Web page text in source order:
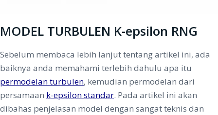
MODEL TURBULEN K-epsilon RNG
Sebelum membaca lebih lanjut tentang artikel ini, ada
baiknya anda memahami terlebih dahulu apa itu
permodelan turbulen, kemudian permodelan dari
persamaan k-epsilon standar. Pada artikel ini akan
dibahas penjelasan model dengan sangat teknis dan